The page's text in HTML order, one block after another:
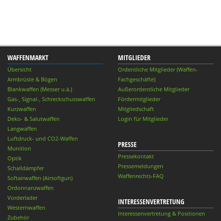
WAFFENMARKT
Übersicht
Armbrüste & Bögen
Blankwaffen (Messer u.ä.)
Gas-, Signal-, Schreckschusswaffen
Kurzwaffen
Deko- & Salutwaffen
Langwaffen
Luftdruck- und CO2-Waffen
Munition
Optik
Schalldämpfer
Softairwaffen (Airsoftgun)
Ordonnanzwaffen
Vorderlader
Westernwaffen
Zubehör
MITGLIEDER
Ordentliche Mitglieder (Waffen-
Fachgeschäfte)
Außerordentliche Mitglieder
Fördermitglieder
Mitgliedschaft
Login für Mitglieder
PRESSE
Pressekontakt
Pressemeldungen
Waffenrechts-FAQ
INTERESSENVERTRETUNG
Interessenvertretung & Positionen